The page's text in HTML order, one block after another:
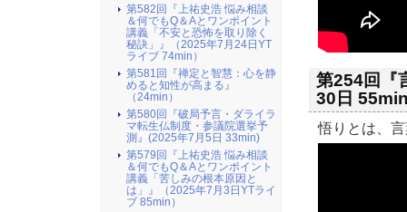
第254回『
30日
悟りとは、
第582回『上祐史浩 悩み相談
＆何でもQ＆Aとワンポイント
講義「不安と恐怖を取り除く
秘訣」』（2025年7月24日YT
ライブ 74min）
第581回『禅定と智慧：心を静
めると知性が高まる』
（24min）
第580回『破局予言・ダライラ
マ転生仏制度・参議院選挙予
測』(2025年7月5日 33min)
第579回『上祐史浩 悩み相談
＆何でもQ＆Aとワンポイント
講義「苦しみの根本原因と
は」』（2025年7月3日YTライ
ブ 85min）